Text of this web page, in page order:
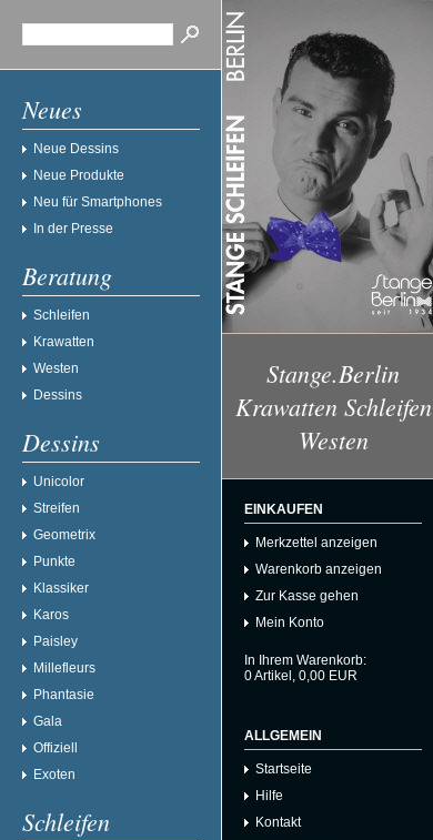
Neues
Neue Dessins
Neue Produkte
Neu für Smartphones
In der Presse
Beratung
Schleifen
Krawatten
Westen
Dessins
Dessins
Unicolor
Streifen
Geometrix
Punkte
Klassiker
Karos
Paisley
Millefleurs
Phantasie
Gala
Offiziell
Exoten
Schleifen
Stange.Berlin
Krawatten Schleifen
Westen
EINKAUFEN
Merkzettel anzeigen
Warenkorb anzeigen
Zur Kasse gehen
Mein Konto
In Ihrem Warenkorb:
0Artikel, 0,00 EUR
ALLGEMEIN
Startseite
Hilfe
Kontakt